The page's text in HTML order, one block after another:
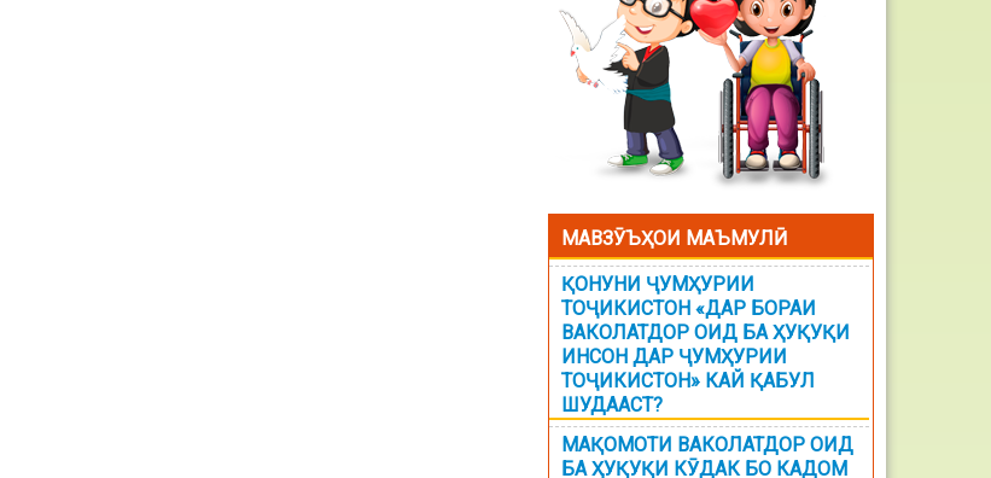
МАВЗӮЪҲОИ МАЪМУЛӢ
ҚОНУНИ ҶУМҲУРИИ
ТОҶИКИСТОН «ДАР БОРАИ
ВАКОЛАТДОР ОИД БА ҲУҚУҚИ
ИНСОН ДАР ҶУМҲУРИИ
ТОҶИКИСТОН» КАЙ ҚАБУЛ
ШУДААСТ?
МАҚОМОТИ ВАКОЛАТДОР ОИД
БА ҲУҚУҚИ КӮДАК БО КАДОМ